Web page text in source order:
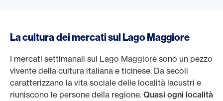
La cultura dei mercati sul Lago Maggiore
I mercati settimanali sul Lago Maggiore sono un pezzo
vivente della cultura italiana e ticinese. Da secoli
caratterizzano la vita sociale delle località lacustri e
riuniscono le persone della regione. Quasi ogni località